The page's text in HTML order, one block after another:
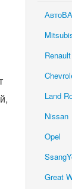
Renault
Land
Nissan
Opel
Great